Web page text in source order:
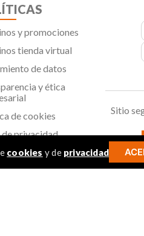
cookies y de privacidad
y promociones
tienda virtual
de datos
y ética
de cookies
de privacidad
Sitio